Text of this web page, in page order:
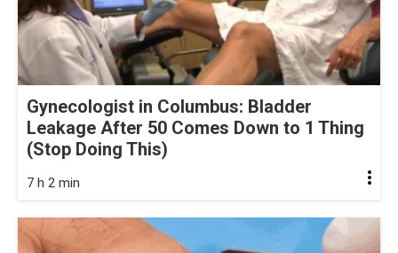
Gynecologist in Columbus: Bladder
Leakage After 50 Comes Down to 1 Thing
(Stop Doing This)
7 h 2 min